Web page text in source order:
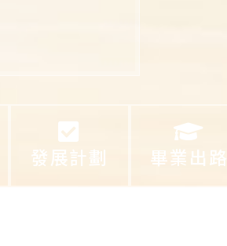
發展計劃 畢業出路